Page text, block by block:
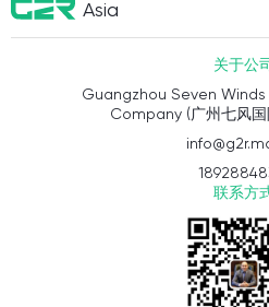
Asia
关于公司
Guangzhou Seven
Company (广州七风国
联系方